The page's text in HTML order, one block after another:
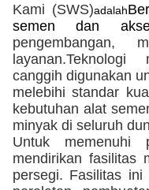
Kami (SWS)adalah
semen dan
pengembangan,
canggih digunakan
melebihi standar
kebutuhan alat
minyak di seluruh
Untuk memenuhi
mendirikan fasilitas
persegi. Fasilitas